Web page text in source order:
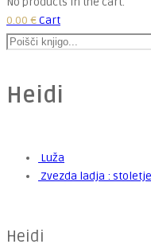
0.00 €Cart
Heidi
Luža
Zvezda ladja :
Heidi